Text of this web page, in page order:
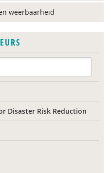
weerbaarheid
Disaster Risk Reduction